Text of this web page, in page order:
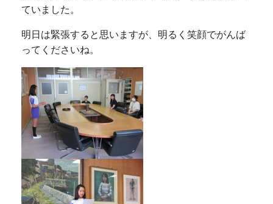
ていました。
明日は緊張すると思いますが、明るく笑顔でがんば
ってくださいね。